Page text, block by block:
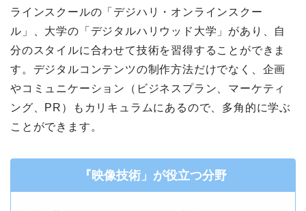
ラインスクールの「デジハリ・オンラインスクー
ル」、大学の「デジタルハリウッド大学」があり、自
分のスタイルに合わせて技術を習得することができま
す。デジタルコンテンツの制作方法だけでなく、企画
やコミュニケーション（ビジネスプラン、マーケティ
ング、PR）もカリキュラムにあるので、多角的に学ぶ
ことができます。
『映像技術」が役立つ分野